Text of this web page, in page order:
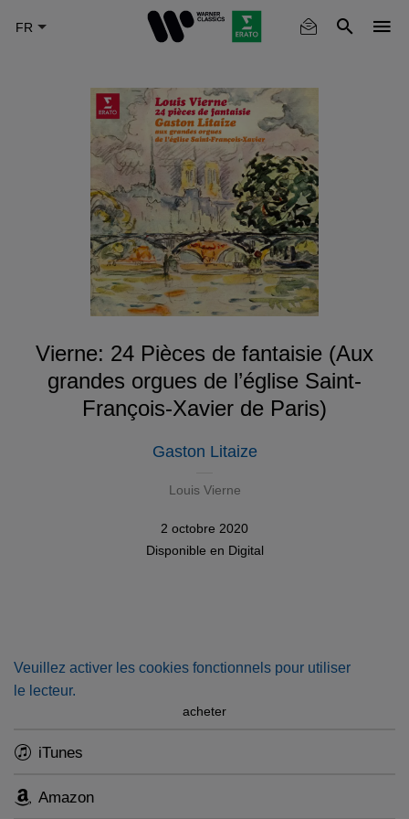
Vierne: 24 Pièces de fantaisie (Aux
grandes orgues de l’église Saint-
François-Xavier de Paris)
Gaston Litaize
Louis Vierne
2 octobre 2020
Disponible en Digital
Veuillez activer les cookies fonctionnels pour utiliser
le lecteur.
acheter
iTunes
Amazon